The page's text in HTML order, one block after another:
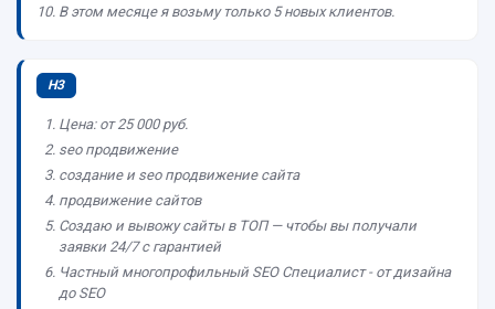
В этом месяце я возьму только 5 новых клиентов.
H3
Цена: от 25 000 руб.
seo продвижение
создание и seo продвижение сайта
продвижение сайтов
Создаю и вывожу сайты в ТОП — чтобы вы получали
заявки 24/7 с гарантией
Частный многопрофильный SEO Специалист - от дизайна
до SEO